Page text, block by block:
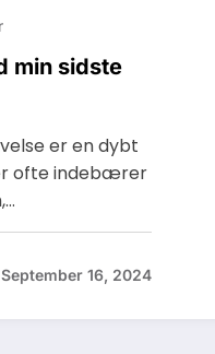
min sidste
er en dybt
ofte indebærer
September 16, 2024